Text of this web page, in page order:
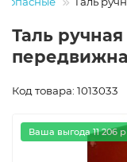
Таль
Код товара: 1013033
Ваша выгода 11 206 р